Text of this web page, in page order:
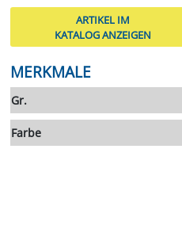
ARTIKEL IM
KATALOG ANZEIGEN
MERKMALE
Gr.
Farbe